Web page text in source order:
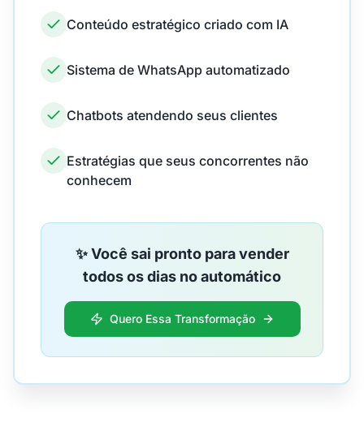
Conteúdo estratégico criado com IA
Sistema de WhatsApp automatizado
Chatbots atendendo seus clientes
Estratégias que seus concorrentes não
conhecem
✨ Você sai pronto para vender
todos os dias no automático
Quero Essa Transformação